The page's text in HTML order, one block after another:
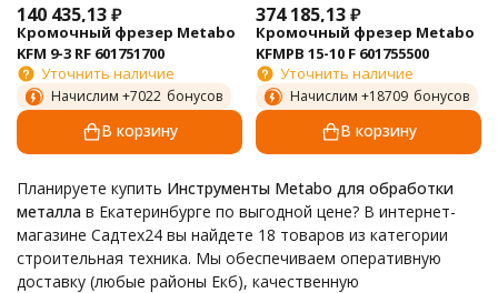
140 435,13₽
Кромочный фрезер Metabo
KFM 9-3 RF 601751700
Уточнить наличие
Начислим +7022 бонусов
В корзину
374 185,13₽
Кромочный фрезер Metabo
KFMPB 15-10 F 601755500
Уточнить наличие
Начислим +18709 бонусов
В корзину
Планируете купить Инструменты Metabo для обработки
металла в Екатеринбурге по выгодной цене? В интернет-
магазине Садтех24 вы найдете 18 товаров из категории
строительная техника. Мы обеспечиваем оперативную
доставку (любые районы Екб), качественную